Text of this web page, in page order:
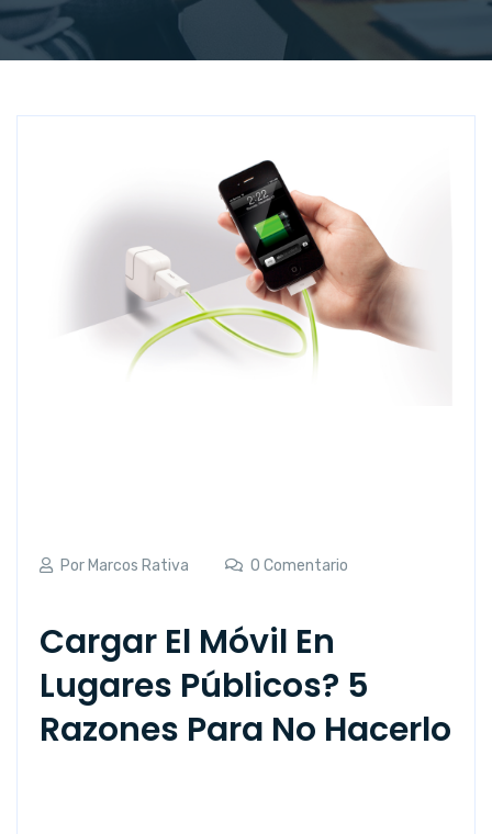
Por Marcos Rativa 0 Comentario
Cargar El Móvil En
Lugares Públicos? 5
Razones Para No Hacerlo